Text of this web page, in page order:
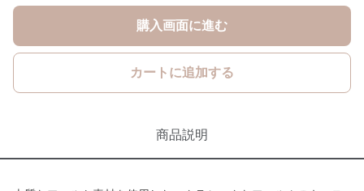
購入画面に進む
カートに追加する
商品説明